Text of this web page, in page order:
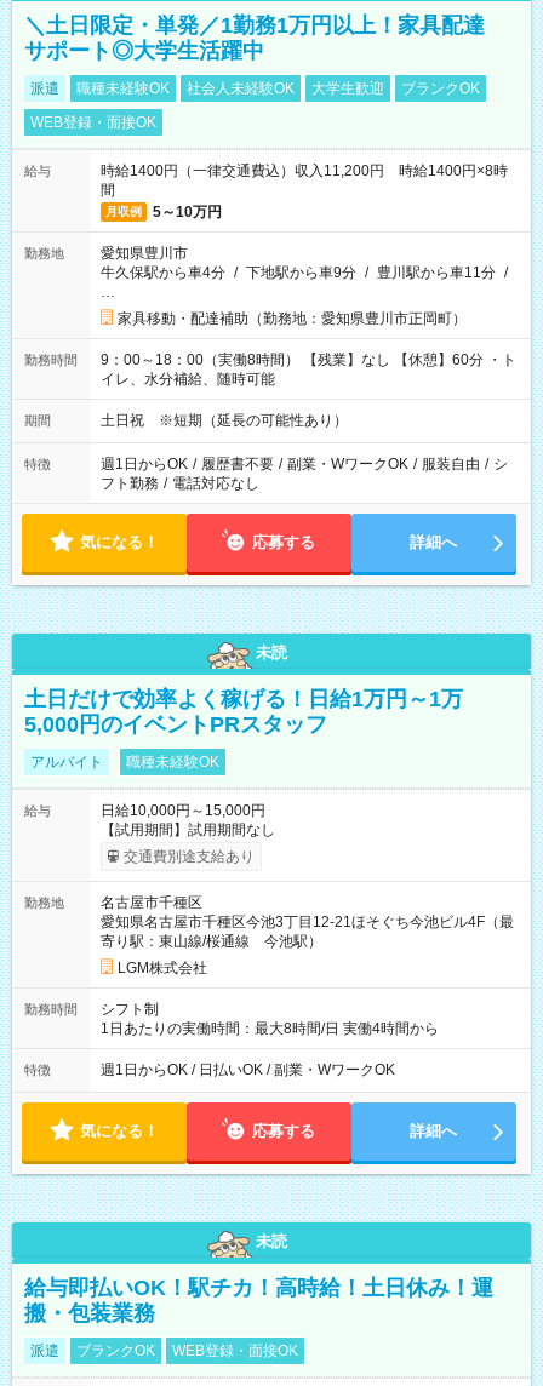
＼土日限定・単発／1勤務1万円以上！家具配達
サポート◎大学生活躍中
派遣 職種未経験OK 社会人未経験OK 大学生歓迎
ブランクOK
WEB登録・面接OK
給与
時給1400円（一律交通費込）収入11,200円 時給1400円×8時
間
月収例 5～10万円
勤務地
愛知県豊川市
牛久保駅から車4分 / 下地駅から車9分 / 豊川駅から車11分 /
…
家具移動・配達補助（勤務地：愛知県豊川市正岡町）
勤務時間
9：00～18：00（実働8時間） 【残業】なし 【休憩】60分 ・ト
イレ、水分補給、随時可能
期間 土日祝 ※短期（延長の可能性あり）
特徴 週1日からOK / 履歴書不要 / 副業・WワークOK / 服装自由 / シ
フト勤務 / 電話対応なし
気になる！ 応募する 詳細へ
未読
土日だけで効率よく稼げる！日給1万円～1万
5,000円のイベントPRスタッフ
アルバイト 職種未経験OK
給与
日給10,000円～15,000円
【試用期間】試用期間なし
交通費別途支給あり
勤務地
名古屋市千種区
愛知県名古屋市千種区今池3丁目12-21ほそぐち今池ビル4F（最
寄り駅：東山線/桜通線 今池駅）
LGM株式会社
勤務時間
シフト制
1日あたりの実働時間：最大8時間/日 実働4時間から
特徴 週1日からOK / 日払いOK / 副業・WワークOK
気になる！ 応募する 詳細へ
未読
給与即払いOK！駅チカ！高時給！土日休み！運
搬・包装業務
派遣 ブランクOK WEB登録・面接OK